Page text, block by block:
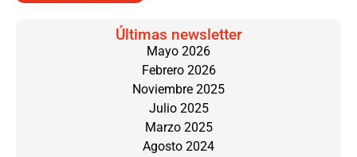
Últimas newsletter
Mayo 2026
Febrero 2026
Noviembre 2025
Julio 2025
Marzo 2025
Agosto 2024